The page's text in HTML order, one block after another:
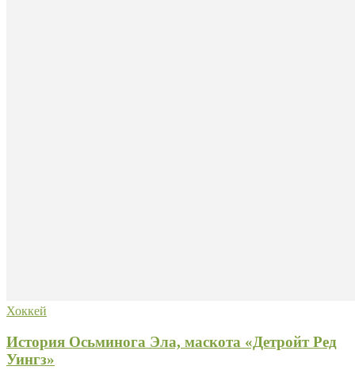
Хоккей
История Осьминога Эла, маскота «Детройт Ред
Уингз»